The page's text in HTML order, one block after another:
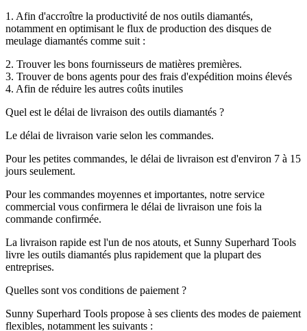
1. Afin d'accroître la productivité de nos outils diamantés,
notamment en optimisant le flux de production des disques de
meulage diamantés comme suit :
2. Trouver les bons fournisseurs de matières premières.
3. Trouver de bons agents pour des frais d'expédition moins élevés
4. Afin de réduire les autres coûts inutiles
Quel est le délai de livraison des outils diamantés ?
Le délai de livraison varie selon les commandes.
Pour les petites commandes, le délai de livraison est d'environ 7 à 15
jours seulement.
Pour les commandes moyennes et importantes, notre service
commercial vous confirmera le délai de livraison une fois la
commande confirmée.
La livraison rapide est l'un de nos atouts, et Sunny Superhard Tools
livre les outils diamantés plus rapidement que la plupart des
entreprises.
Quelles sont vos conditions de paiement ?
Sunny Superhard Tools propose à ses clients des modes de paiement
flexibles, notamment les suivants :